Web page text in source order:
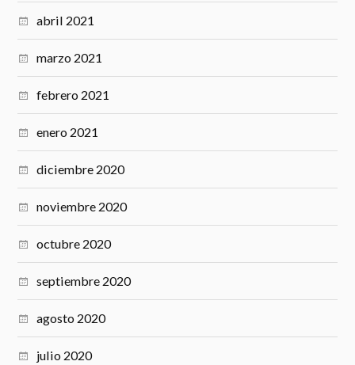
abril 2021
marzo 2021
febrero 2021
enero 2021
diciembre 2020
noviembre 2020
octubre 2020
septiembre 2020
agosto 2020
julio 2020